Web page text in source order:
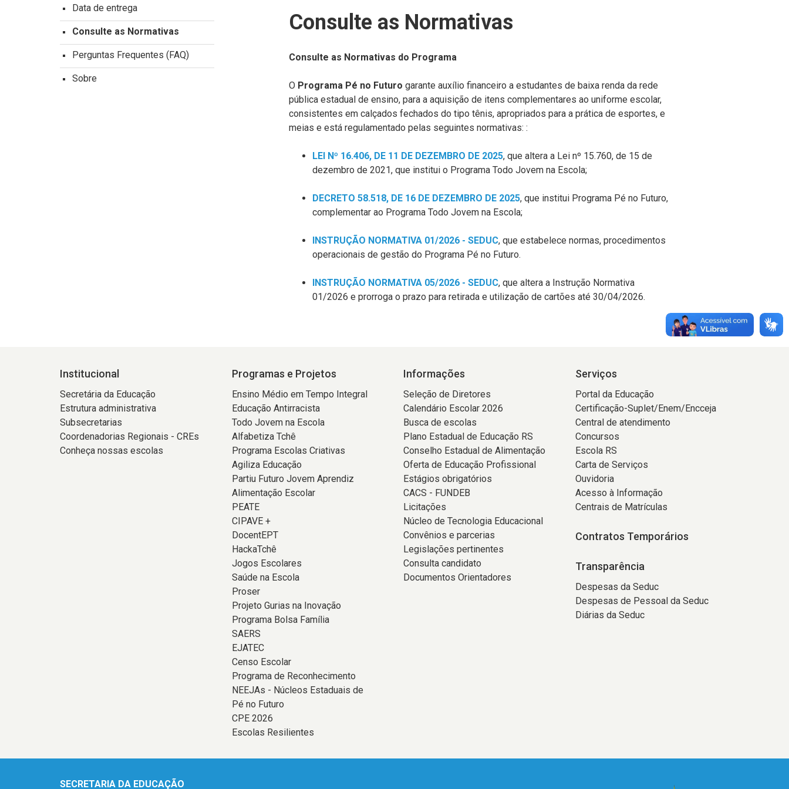
Consulte as Normativas
Consulte as Normativas do Programa
O Programa Pé no Futuro garante auxílio financeiro a estudantes de baixa renda da rede
pública estadual de ensino, para a aquisição de itens complementares ao uniforme escolar,
consistentes em calçados fechados do tipo tênis, apropriados para a prática de esportes, e
meias e está regulamentado pelas seguintes normativas: :
LEI Nº 16.406, DE 11 DE DEZEMBRO DE 2025, que altera a Lei nº 15.760, de 15 de
dezembro de 2021, que institui o Programa Todo Jovem na Escola;
DECRETO 58.518, DE 16 DE DEZEMBRO DE 2025, que institui Programa Pé no Futuro,
complementar ao Programa Todo Jovem na Escola;
INSTRUÇÃO NORMATIVA 01/2026 - SEDUC, que estabelece normas, procedimentos
operacionais de gestão do Programa Pé no Futuro.
INSTRUÇÃO NORMATIVA 05/2026 - SEDUC, que altera a Instrução Normativa
01/2026 e prorroga o prazo para retirada e utilização de cartões até 30/04/2026.
Data de entrega
Consulte as Normativas
Perguntas Frequentes (FAQ)
Sobre
Institucional
Secretária da Educação
Estrutura administrativa
Subsecretarias
Coordenadorias Regionais - CREs
Conheça nossas escolas
Programas e Projetos
Ensino Médio em Tempo Integral
Educação Antirracista
Todo Jovem na Escola
Alfabetiza Tchê
Programa Escolas Criativas
Agiliza Educação
Partiu Futuro Jovem Aprendiz
Alimentação Escolar
PEATE
CIPAVE +
DocentEPT
HackaTchê
Jogos Escolares
Saúde na Escola
Proser
Projeto Gurias na Inovação
Programa Bolsa Família
SAERS
EJATEC
Censo Escolar
Programa de Reconhecimento
NEEJAs - Núcleos Estaduais de
Pé no Futuro
CPE 2026
Escolas Resilientes
Informações
Seleção de Diretores
Calendário Escolar 2026
Busca de escolas
Plano Estadual de Educação RS
Conselho Estadual de Alimentação
Oferta de Educação Profissional
Estágios obrigatórios
CACS - FUNDEB
Licitações
Núcleo de Tecnologia Educacional
Convênios e parcerias
Legislações pertinentes
Consulta candidato
Documentos Orientadores
Serviços
Portal da Educação
Certificação-Suplet/Enem/Encceja
Central de atendimento
Concursos
Escola RS
Carta de Serviços
Ouvidoria
Acesso à Informação
Centrais de Matrículas
Contratos Temporários
Transparência
Despesas da Seduc
Despesas de Pessoal da Seduc
Diárias da Seduc
SECRETARIA DA EDUCAÇÃO